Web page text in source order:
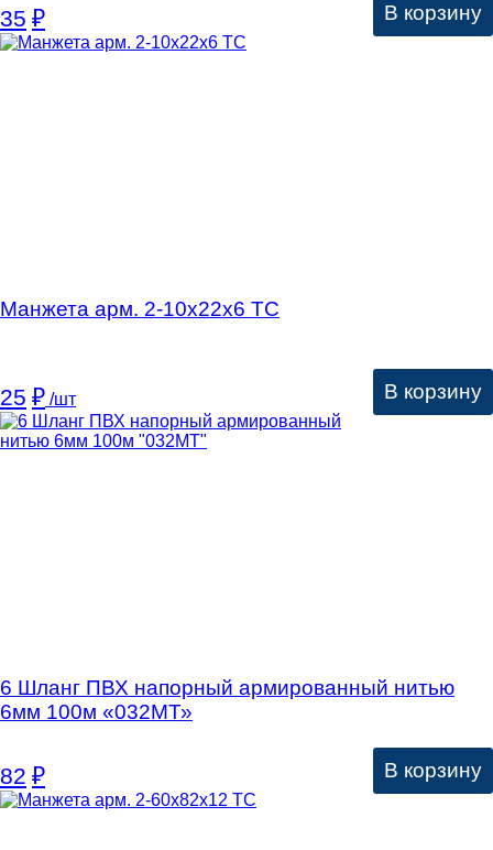
35 ₽ В корзину
Манжета арм. 2-10х22х6 ТC
25 ₽ /шт В корзину
6 Шланг ПВХ напорный армированный нитью
6мм 100м «032МТ»
82 ₽ В корзину